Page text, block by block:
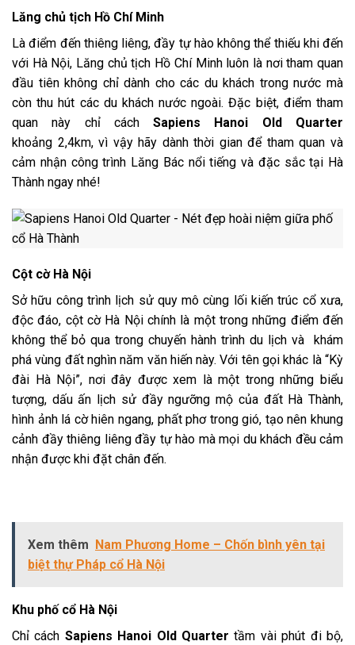
Lăng chủ tịch Hồ Chí Minh
Là điểm đến thiêng liêng, đầy tự hào không thể thiếu khi đến
với Hà Nội, Lăng chủ tịch Hồ Chí Minh luôn là nơi tham quan
đầu tiên không chỉ dành cho các du khách trong nước mà
còn thu hút các du khách nước ngoài. Đặc biệt, điểm tham
quan này chỉ cách
Sapiens Hanoi Old Quarter
khoảng 2,4km,vì vậy hãy dành thời gian để tham quan và
cảm nhận công trình Lăng Bác nổi tiếng và đặc sắc tại Hà
Thành ngay nhé!
Cột cờ Hà Nội
Sở hữu công trình lịch sử quy mô cùng lối kiến trúc cổ xưa,
độc đáo, cột cờ Hà Nội chính là một trong những điểm đến
không thể bỏ qua trong chuyến hành trình du lịch và khám
phá vùng đất nghìn năm văn hiến này. Với tên gọi khác là “Kỳ
đài Hà Nội”, nơi đây được xem là một trong những biểu
tượng, dấu ấn lịch sử đầy ngưỡng mộ của đất Hà Thành,
hình ảnh lá cờ hiên ngang, phất phơ trong gió, tạo nên khung
cảnh đầy thiêng liêng đầy tự hào mà mọi du khách đều cảm
nhận được khi đặt chân đến.
Xem thêm Nam Phương Home – Chốn bình yên tại
biệt thự Pháp cổ Hà Nội
Khu phố cổ Hà Nội
Chỉ cách Sapiens Hanoi Old Quarter tầm vài phút đi bộ,